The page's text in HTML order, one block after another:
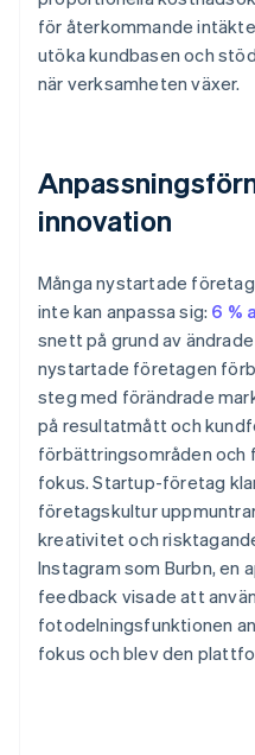
för återkommande
utöka kundbasen och
när verksamheten växer.
innovation
Många nystartade
inte kan anpassa sig: 6 %
snett på grund av
nystartade företagen
steg med förändrade
på resultatmått och
förbättringsområden och
fokus. Startup-företag
företagskultur
kreativitet och
Instagram som Burbn, en
feedback visade att
fotodelningsfunktionen
fokus och blev den